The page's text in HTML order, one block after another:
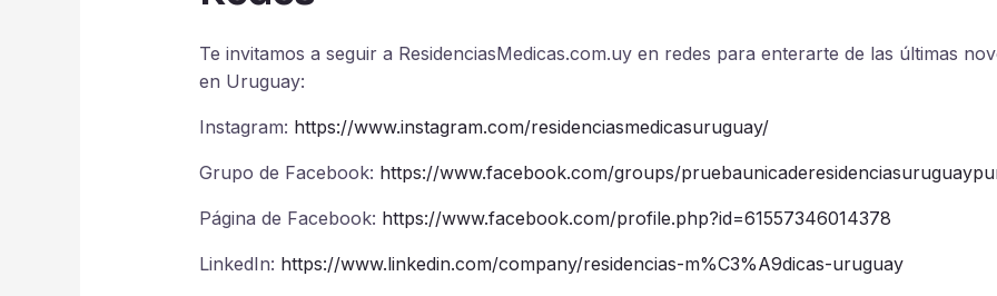
Te invitamos a seguir a ResidenciasMedicas.com.uy en redes para enterarte de las últimas
en Uruguay:
Instagram: https://www.instagram.com/residenciasmedicasuruguay/
Grupo de Facebook: https://www.facebook.com/groups/
Página de Facebook: https://www.facebook.com/profile.php?id=61557346014378
LinkedIn: https://www.linkedin.com/company/residencias-m%C3%A9dicas-uruguay